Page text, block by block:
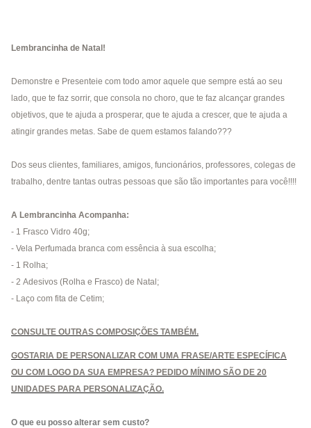
Lembrancinha de Natal!
Demonstre e Presenteie com todo amor aquele que sempre está ao seu
lado, que te faz sorrir, que consola no choro, que te faz alcançar grandes
objetivos, que te ajuda a prosperar, que te ajuda a crescer, que te ajuda a
atingir grandes metas. Sabe de quem estamos falando???
Dos seus clientes, familiares, amigos, funcionários, professores, colegas de
trabalho, dentre tantas outras pessoas que são tão importantes para você!!!!
A Lembrancinha Acompanha:
- 1 Frasco Vidro 40g;
- Vela Perfumada branca com essência à sua escolha;
- 1 Rolha;
- 2 Adesivos (Rolha e Frasco) de Natal;
- Laço com fita de Cetim;
CONSULTE OUTRAS COMPOSIÇÕES TAMBÉM.
GOSTARIA DE PERSONALIZAR COM UMA FRASE/ARTE ESPECÍFICA
OU COM LOGO DA SUA EMPRESA? PEDIDO MÍNIMO SÃO DE 20
UNIDADES PARA PERSONALIZAÇÃO.
O que eu posso alterar sem custo?